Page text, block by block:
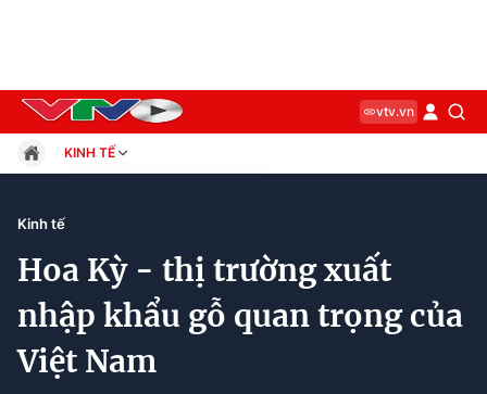
vtv.vn
KINH TẾ
Xã hội
Kinh tế
Thế giới
Giải trí
Kinh tế
Hoa Kỳ - thị trường xuất
nhập khẩu gỗ quan trọng của
Việt Nam